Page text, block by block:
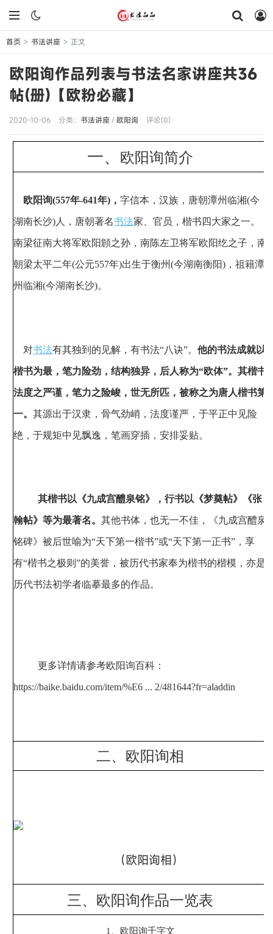
首页 > 书法讲座 > 正文
欧阳询作品列表与书法名家讲座共36
帖(册)【欧粉必藏】
2020-10-06 分类： 书法讲座/ 欧阳询 评论(0)
一、 欧阳询简介
欧阳询(557年-641年)，字信本，汉族，唐朝潭州临湘(今
湖南长沙)人， 唐朝著名书法家、官员，楷书四大家之一。
南梁征南大将军欧阳頠之孙，南陈左卫将军欧阳纥之子，南
朝梁太平二年(公元557年)出生于衡州(今湖南衡阳)，祖籍潭
州临湘(今湖南长沙)。
对书法有其独到的见解，有书法“八诀”。他的书法成就以
楷书为最，笔力险劲，结构独异，后人称为“欧体”。其楷书
法度之严谨，笔力之险峻，世无所匹，被称之为唐人楷书第
一。其源出于汉隶，骨气劲峭，法度谨严，于平正中见险
绝，于规矩中见飘逸，笔画穿插，安排妥贴。
其楷书以《九成宫醴泉铭》，行书以《梦奠帖》《张
翰帖》等为最著名。其他书体，也无一不佳，《九成宫醴泉
铭碑》被后世喻为“天下第一楷书”或“天下第一正书”，享
有“楷书之极则”的美誉，被历代书家奉为楷书的楷模，亦是
历代书法初学者临摹最多的作品。
更多详情请参考欧阳询百科：
https://baike.baidu.com/item/%E6 ... 2/481644?fr=aladdin
二、欧阳询相
（欧阳询相）
三、欧阳询作品一览表
1、 欧阳询千字文